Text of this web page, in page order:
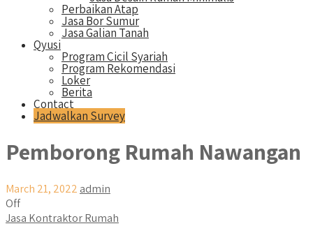
Perbaikan Atap
Jasa Bor Sumur
Jasa Galian Tanah
Qyusi
Program Cicil Syariah
Program Rekomendasi
Loker
Berita
Contact
Jadwalkan Survey
Pemborong Rumah Nawangan
March 21, 2022 admin
Off
Jasa Kontraktor Rumah